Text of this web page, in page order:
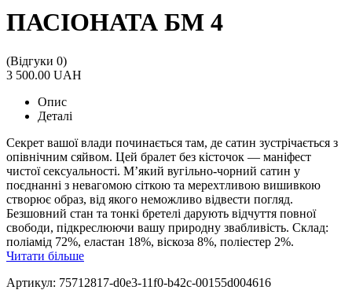
ПАСІОНАТА БМ 4
(Відгуки 0)
3 500.00 UAH
Опис
Деталі
Секрет вашої влади починається там, де сатин зустрічається з
опівнічним сяйвом. Цей бралет без кісточок — маніфест
чистої сексуальності. М’який вугільно-чорний сатин у
поєднанні з невагомою сіткою та мерехтливою вишивкою
створює образ, від якого неможливо відвести погляд.
Безшовний стан та тонкі бретелі дарують відчуття повної
свободи, підкреслюючи вашу природну звабливість. Склад:
поліамід 72%, еластан 18%, віскоза 8%, поліестер 2%.
Читати більше
Артикул: 75712817-d0e3-11f0-b42c-00155d004616